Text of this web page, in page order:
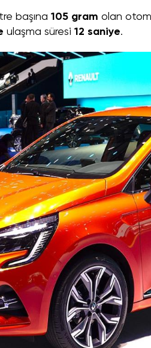
başına 105 gram olan
ulaşma süresi 12 saniye.